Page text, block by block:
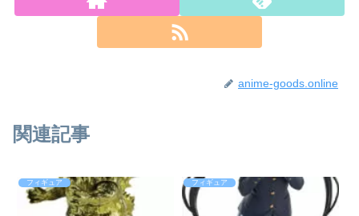
anime-goods.online
関連記事
フィギュア フィギュア